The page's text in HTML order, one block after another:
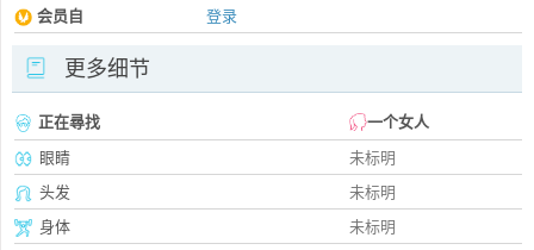
会员自
登录
更多细节
正在尋找
一个女人
眼睛
未标明
头发
未标明
身体
未标明